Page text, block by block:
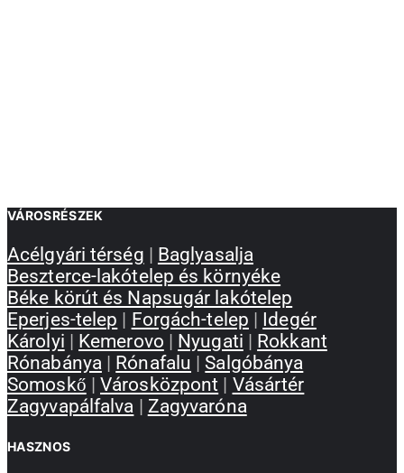
VÁROSRÉSZEK
Acélgyári térség | Baglyasalja
Beszterce-lakótelep és környéke
Béke körút és Napsugár lakótelep
Eperjes-telep | Forgách-telep | Idegér
Károlyi | Kemerovo | Nyugati | Rokkant
Rónabánya| Rónafalu |Salgóbánya
Somoskő |Városközpont | Vásártér
Zagyvapálfalva | Zagyvaróna
HASZNOS